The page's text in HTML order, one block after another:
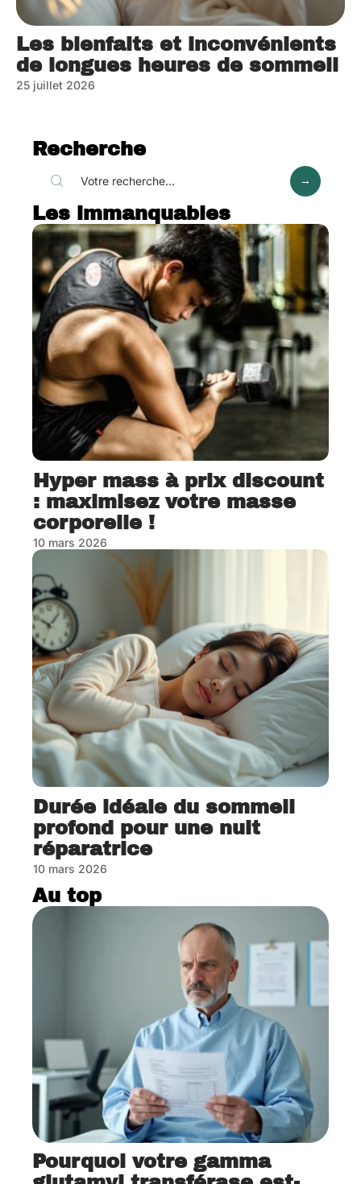
Les bienfaits et inconvénients
de longues heures de sommeil
25 juillet 2026
Recherche
Les immanquables
Hyper mass à prix discount
: maximisez votre masse
corporelle !
10 mars 2026
Durée idéale du sommeil
profond pour une nuit
réparatrice
10 mars 2026
Au top
Pourquoi votre gamma